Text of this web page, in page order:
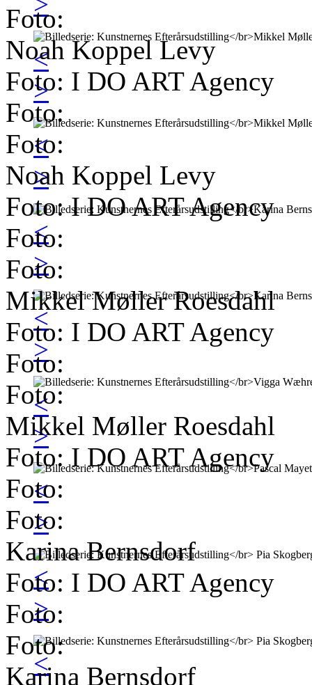
<
>
<
>
<
>
<
>
<
>
<
>
<
>
<
Foto:
Noah Koppel Levy
Foto: I DO ART Agency
Foto:
Foto:
Noah Koppel Levy
Foto: I DO ART Agency
Foto:
Foto:
Mikkel Møller Roesdahl
Foto: I DO ART Agency
Foto:
Foto:
Mikkel Møller Roesdahl
Foto: I DO ART Agency
Foto:
Foto:
Karina Bernsdorf
Foto: I DO ART Agency
Foto:
Foto:
Karina Bernsdorf